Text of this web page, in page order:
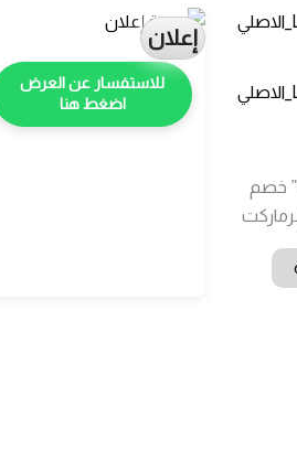
سشوار_LESCOLTON_الاصلي
كوبون “RQZDDH6J” خصم
إعلان
للاستفسار عن العرض
اضغط هنا